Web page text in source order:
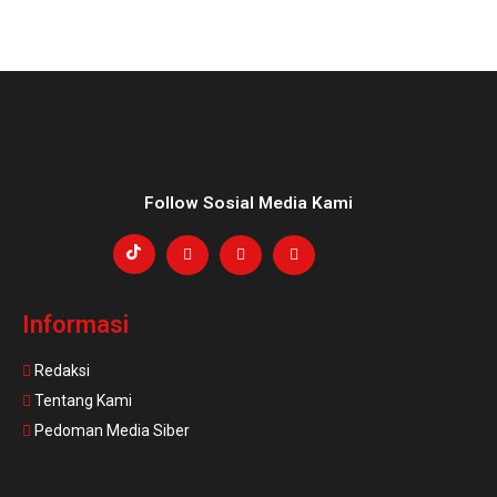
Follow Sosial Media Kami
Informasi
Redaksi
Tentang Kami
Pedoman Media Siber